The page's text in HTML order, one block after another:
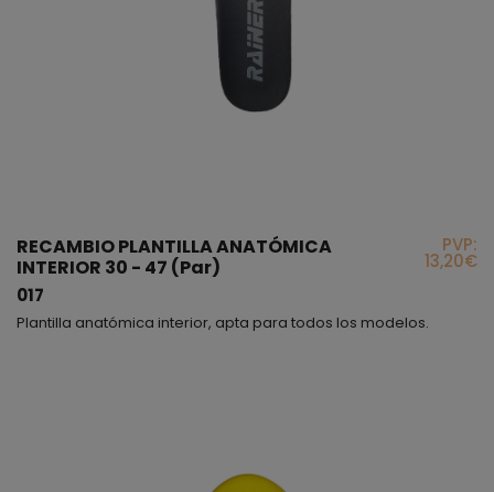
RECAMBIO PLANTILLA ANATÓMICA
INTERIOR 30 - 47 (Par)
017
PVP:
13,20€
Plantilla anatómica interior, apta para todos los modelos.